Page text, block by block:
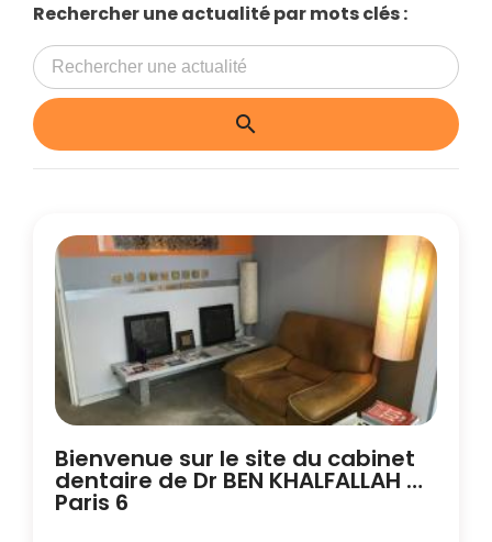
Rechercher une actualité par mots clés :
Bienvenue sur le site du cabinet
dentaire de Dr BEN KHALFALLAH à
Paris 6